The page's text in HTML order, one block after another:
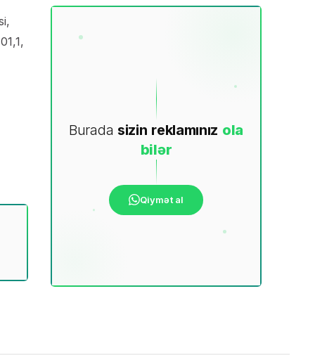
Burada sizin reklamınız ola
bilər
Qiymət al